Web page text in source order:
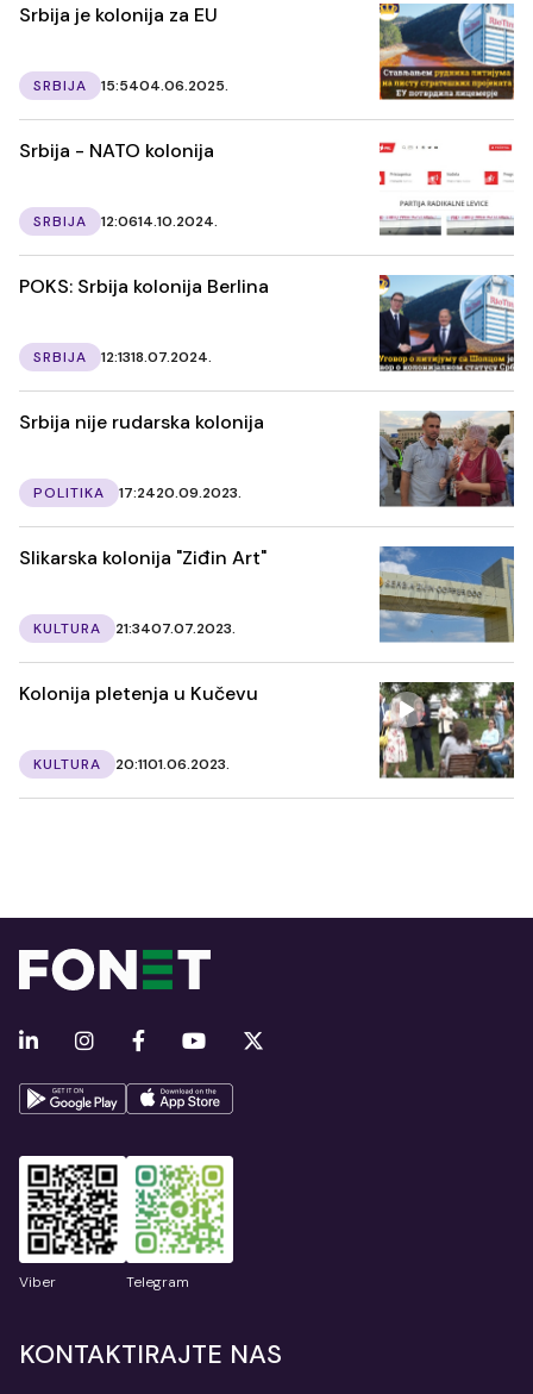
Srbija je kolonija za EU
SRBIJA 15:5404.06.2025.
Srbija - NATO kolonija
SRBIJA 12:0614.10.2024.
POKS: Srbija kolonija Berlina
SRBIJA 12:1318.07.2024.
Srbija nije rudarska kolonija
POLITIKA 17:2420.09.2023.
Slikarska kolonija "Ziđin Art"
KULTURA 21:3407.07.2023.
Kolonija pletenja u Kučevu
KULTURA 20:1101.06.2023.
Viber Telegram
KONTAKTIRAJTE NAS